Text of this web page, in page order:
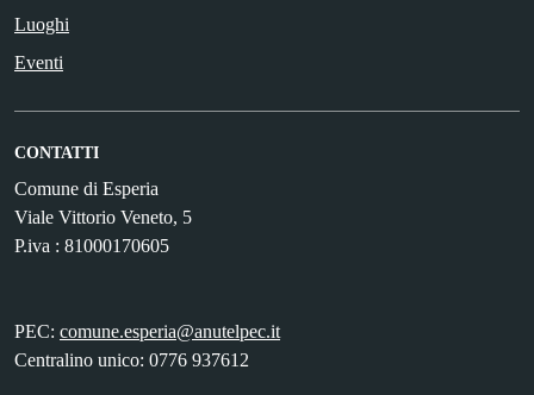
Luoghi
Eventi
CONTATTI
Comune di Esperia
Viale Vittorio Veneto, 5
P.iva : 81000170605
PEC: comune.esperia@anutelpec.it
Centralino unico: 0776 937612